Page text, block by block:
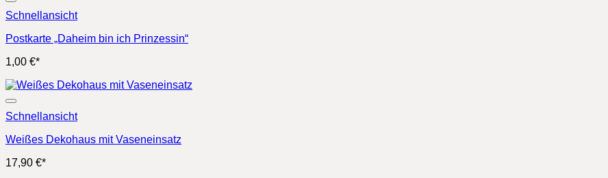
Schnellansicht
Postkarte „Daheim bin ich Prinzessin“
1,00 €*
Schnellansicht
Weißes Dekohaus mit Vaseneinsatz
17,90 €*